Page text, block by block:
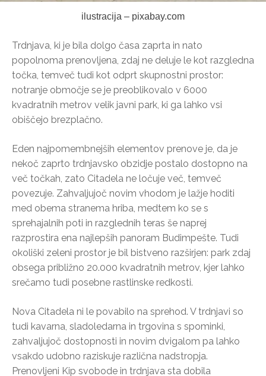
ilustracija – pixabay.com
Trdnjava, ki je bila dolgo časa zaprta in nato
popolnoma prenovljena, zdaj ne deluje le kot razgledna
točka, temveč tudi kot odprt skupnostni prostor:
notranje območje se je preoblikovalo v 6000
kvadratnih metrov velik javni park, ki ga lahko vsi
obiščejo brezplačno.
Eden najpomembnejših elementov prenove je, da je
nekoč zaprto trdnjavsko obzidje postalo dostopno na
več točkah, zato Citadela ne ločuje več, temveč
povezuje. Zahvaljujoč novim vhodom je lažje hoditi
med obema stranema hriba, medtem ko se s
sprehajalnih poti in razglednih teras še naprej
razprostira ena najlepših panoram Budimpešte. Tudi
okoliški zeleni prostor je bil bistveno razširjen: park zdaj
obsega približno 20.000 kvadratnih metrov, kjer lahko
srečamo tudi posebne rastlinske redkosti.
Nova Citadela ni le povabilo na sprehod. V trdnjavi so
tudi kavarna, sladoledarna in trgovina s spominki,
zahvaljujoč dostopnosti in novim dvigalom pa lahko
vsakdo udobno raziskuje različna nadstropja.
Prenovljeni Kip svobode in trdnjava sta dobila